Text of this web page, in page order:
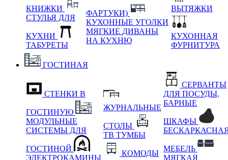
КНИЖКИ
СТУЛЬЯ ДЛЯ
КУХНИ
ТАБУРЕТЫ
ФАРТУКИ)
КУХОННЫЕ УГОЛКИ
МЯГКИЕ ДИВАНЫ
НА КУХНЮ
ВЫТЯЖКИ
КУХОННАЯ
ФУРНИТУРА
ГОСТИНАЯ
СТЕНКИ В
ГОСТИНУЮ
МОДУЛЬНЫЕ
СИСТЕМЫ ДЛЯ
ГОСТИНОЙ
ЭЛЕКТРОКАМИНЫ
ЖУРНАЛЬНЫЕ
СТОЛЫ
ТВ ТУМБЫ
КОМОДЫ
СЕРВАНТЫ
ДЛЯ ПОСУДЫ,
БАРНЫЕ
ШКАФЫ
МЕБЕЛЬ
МЯГКАЯ